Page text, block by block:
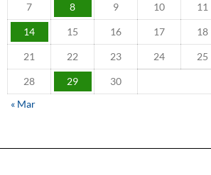
7 8 9 10 11
14 15 16 17 18
21 22 23 24 25
28 29
30
« Mar